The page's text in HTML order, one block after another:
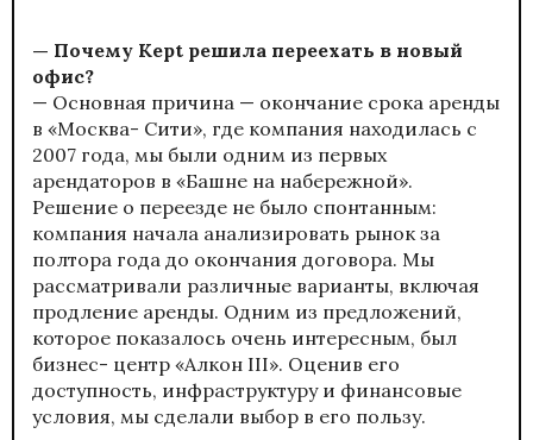
— Почему Kept решила переехать в новый
офис?
— Основная причина — окончание срока аренды
в «Москва- Сити», где компания находилась с
2007 года, мы были одним из первых
арендаторов в «Башне на набережной».
Решение о переезде не было спонтанным:
компания начала анализировать рынок за
полтора года до окончания договора. Мы
рассматривали различные варианты, включая
продление аренды. Одним из предложений,
которое показалось очень интересным, был
бизнес- центр «Алкон III». Оценив его
доступность, инфраструктуру и финансовые
условия, мы сделали выбор в его пользу.